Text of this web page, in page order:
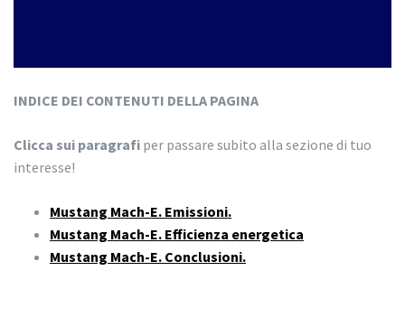
INDICE DEI CONTENUTI DELLA PAGINA
Clicca sui paragrafi per passare subito alla sezione di tuo
interesse!
Mustang Mach-E. Emissioni.
Mustang Mach-E. Efficienza energetica
Mustang Mach-E. Conclusioni.